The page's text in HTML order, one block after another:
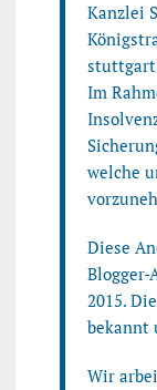
Kanzlei
Im
welche
Diese
Blogger-
2015.
bekannt
Wir